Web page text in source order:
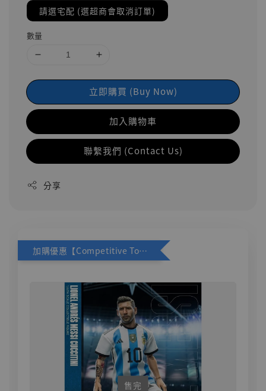
請選宅配 (選超商會取消訂單)
數量
立即購買 (Buy Now)
加入購物車
聯繫我們 (Contact Us)
分享
加購優惠【Competitive Toys 梅西 [CM001]】
售完